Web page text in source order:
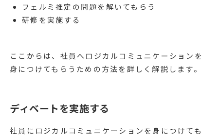
フェルミ推定の問題を解いてもらう
研修を実施する
ここからは、社員へロジカルコミュニケーションを
身につけてもらうための方法を詳しく解説します。
ディベートを実施する
社員にロジカルコミュニケーションを身につけても